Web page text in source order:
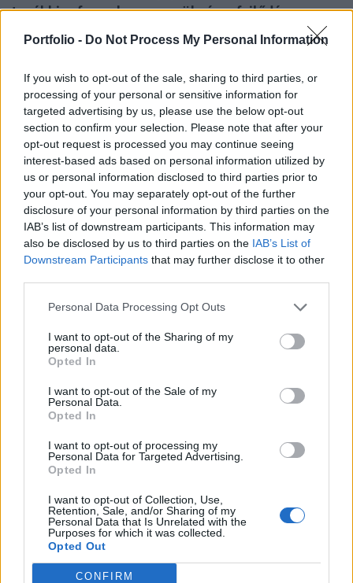
Portfolio - Do Not Process My Personal Information
If you wish to opt-out of the sale, sharing to third parties, or
processing of your personal or sensitive information for
targeted advertising by us, please use the below opt-out
section to confirm your selection. Please note that after your
opt-out request is processed you may continue seeing
interest-based ads based on personal information utilized by
us or personal information disclosed to third parties prior to
your opt-out. You may separately opt-out of the further
disclosure of your personal information by third parties on the
IAB’s list of downstream participants. This information may
also be disclosed by us to third parties on the IAB’s List of
Downstream Participants that may further disclose it to other
Personal Data Processing Opt Outs
I want to opt-out of the Sharing of my
personal data.
Opted In
I want to opt-out of the Sale of my
Personal Data.
Opted In
I want to opt-out of processing my
Personal Data for Targeted Advertising.
Opted In
I want to opt-out of Collection, Use,
Retention, Sale, and/or Sharing of my
Personal Data that Is Unrelated with the
Purposes for which it was collected.
Opted Out
CONFIRM
további reformokra van szükség a fejlődés
fenntartásához. Az ország költségvetési
több tényező is veszélyezteti, többek között az
elöregedő népesség és a klímaváltozás elleni
küzdelem költségei.
Az IMF közép-, kelet- és délkelet-európai regionális vezető
képviselője, Geoff Gottlieb a Reutersnek adott interjújában
kiemelte Lengyelország gazdasági sikereit. Lengyelország
a világ egyik legnagyobb gazdasági növekedési
sikertörténete az elmúlt 30 évben - nyilatkozta Gottlieb. A
szakértő szerint az ország alacsony államadóssága, erős
gazdasági növekedése és...
KEDVES OLVASÓNK!
A keresett cikk a portfolio.hu hírarchívumához
tartozik, melynek olvasása előfizetéses
Az előfizetés a következőket tartalmazza:
Kötéslisták: BÉT elmúlt 2 év napon belüli
kötéslistái
Előfizetés
MÁR ELŐFIZETŐNK VAGY?BEJELENTKEZÉS